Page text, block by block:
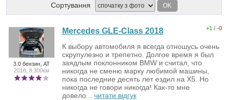
Сортування
OK
3.0 бензин, AT
2018, 8.300км
+1 / -0
Mercedes GLE-Class 2018
К выбору автомобиля я всегда отношусь очень
скрупулезно и трепетно. Долгое время я был
заядлым поклонником BMW и считал, что
никогда не сменю марку любимой машины,
пока последние десять лет ездил на Х5. Но
никогда не говори никогда! Как-то мне
довело... читати відгук